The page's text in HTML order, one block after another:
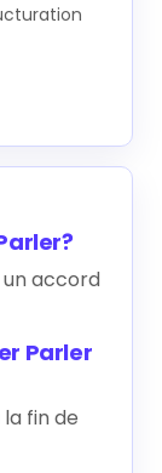
accord
Parler
fin de